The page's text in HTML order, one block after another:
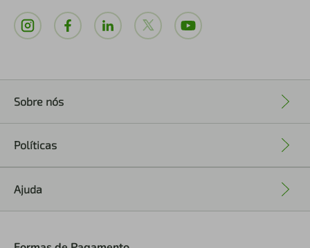
Sobre nós
Políticas
Ajuda